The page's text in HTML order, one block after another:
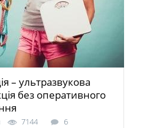
– ультразвукова
без оперативного
7144 6